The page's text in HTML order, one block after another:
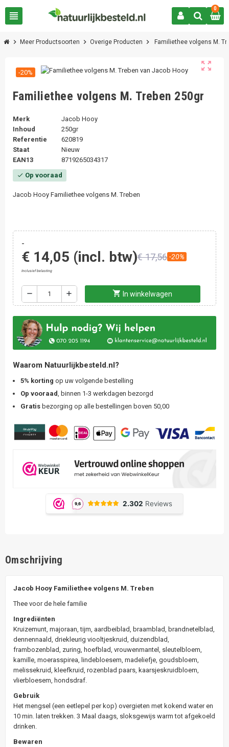
view_headline
0
chevron_right Meer Productsoorten chevron_right Overige Producten chevron_right Familiethee volgens M.
zoom_out_map
-20%
Familiethee volgens M. Treben 250gr
Merk
Jacob Hooy
Inhoud
250gr
Referentie
620819
Staat
Nieuw
EAN13
8719265034317
check Op vooraad
Jacob Hooy Familiethee volgens M. Treben
-
€ 14,05 (incl. btw)€ 17,56 -20%
Inclusief belasting
remove add shopping_cart In winkelwagen
Waarom Natuurlijkbesteld.nl?
5% korting op uw volgende bestelling
Op vooraad
, binnen 1-3 werkdagen bezorgd
Gratis bezorging op alle bestellingen boven 50,00
Omschrijving
Jacob Hooy Familiethee volgens M. Treben
Thee voor de hele familie
Ingrediënten
Kruizemunt, majoraan, tijm, aardbeiblad, braamblad, brandnetelblad,
dennennaald, driekleurig viooltjeskruid, duizendblad,
frambozenblad, zuring, hoefblad, vrouwenmantel, sleutelbloem,
kamille, moerasspirea, lindebloesem, madeliefje, goudsbloem,
melissekruid, kleefkruid, rozenblad paars, kaarsjeskruidbloem,
vlierbloesem, hondsdraf.
Gebruik
Het mengsel (een eetlepel per kop) overgieten met kokend water en
10 min. laten trekken. 3 Maal daags, sloksgewijs warm tot afgekoeld
drinken.
Bewaren